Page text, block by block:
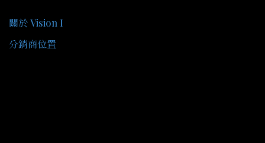
關於 Vision I
分銷商位置